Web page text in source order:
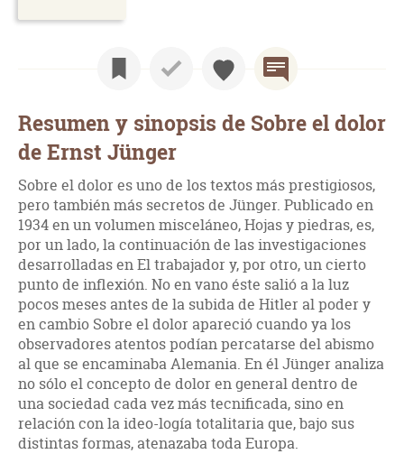
Resumen y sinopsis de Sobre el dolor
de Ernst Jünger
Sobre el dolor es uno de los textos más prestigiosos,
pero también más secretos de Jünger. Publicado en
1934 en un volumen misceláneo, Hojas y piedras, es,
por un lado, la continuación de las investigaciones
desarrolladas en El trabajador y, por otro, un cierto
punto de inflexión. No en vano éste salió a la luz
pocos meses antes de la subida de Hitler al poder y
en cambio Sobre el dolor apareció cuando ya los
observadores atentos podían percatarse del abismo
al que se encaminaba Alemania. En él Jünger analiza
no sólo el concepto de dolor en general dentro de
una sociedad cada vez más tecnificada, sino en
relación con la ideo-logía totalitaria que, bajo sus
distintas formas, atenazaba toda Europa.